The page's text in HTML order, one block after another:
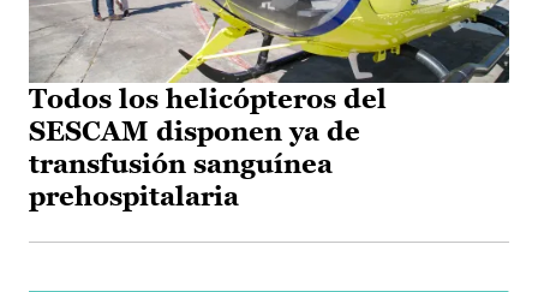
Todos los helicópteros del
SESCAM disponen ya de
transfusión sanguínea
prehospitalaria